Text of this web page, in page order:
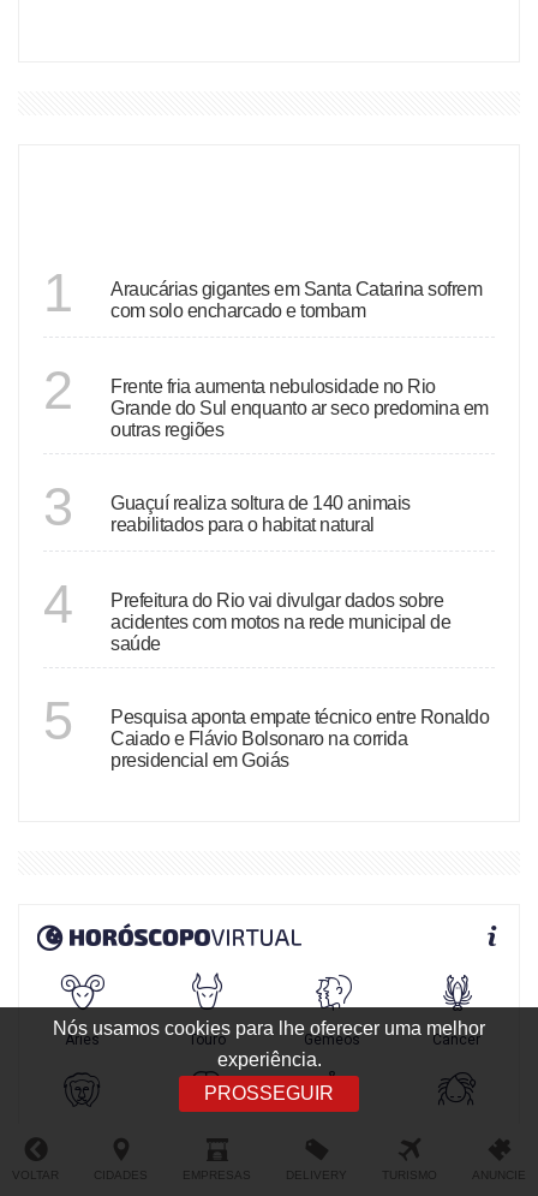
Nós usamos cookies para lhe oferecer uma melhor
experiência.
PROSSEGUIR
1
Araucárias gigantes em Santa Catarina sofrem
com solo encharcado e tombam
2
Frente fria aumenta nebulosidade no Rio
Grande do Sul enquanto ar seco predomina em
outras regiões
3
Guaçuí realiza soltura de 140 animais
reabilitados para o habitat natural
4
Prefeitura do Rio vai divulgar dados sobre
acidentes com motos na rede municipal de
saúde
5
Pesquisa aponta empate técnico entre Ronaldo
Caiado e Flávio Bolsonaro na corrida
presidencial em Goiás
VOLTAR CIDADES EMPRESAS DELIVERY TURISMO ANUNCIE